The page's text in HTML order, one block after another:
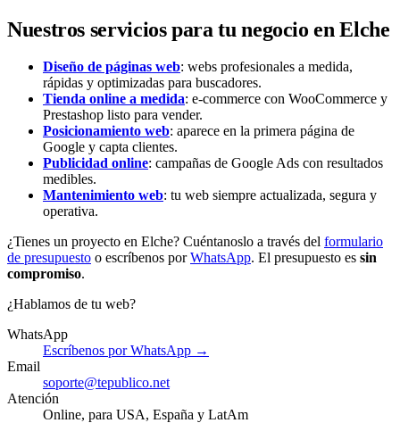
Nuestros servicios para tu negocio en Elche
Diseño de páginas web: webs profesionales a medida,
rápidas y optimizadas para buscadores.
Tienda online a medida: e-commerce con WooCommerce y
Prestashop listo para vender.
Posicionamiento web: aparece en la primera página de
Google y capta clientes.
Publicidad online: campañas de Google Ads con resultados
medibles.
Mantenimiento web: tu web siempre actualizada, segura y
operativa.
¿Tienes un proyecto en Elche? Cuéntanoslo a través del formulario
de presupuesto o escríbenos porWhatsApp. El presupuesto es sin
compromiso.
¿Hablamos de tu web?
WhatsApp
Escríbenos por WhatsApp →
Email
soporte@tepublico.net
Atención
Online, para USA, España y LatAm